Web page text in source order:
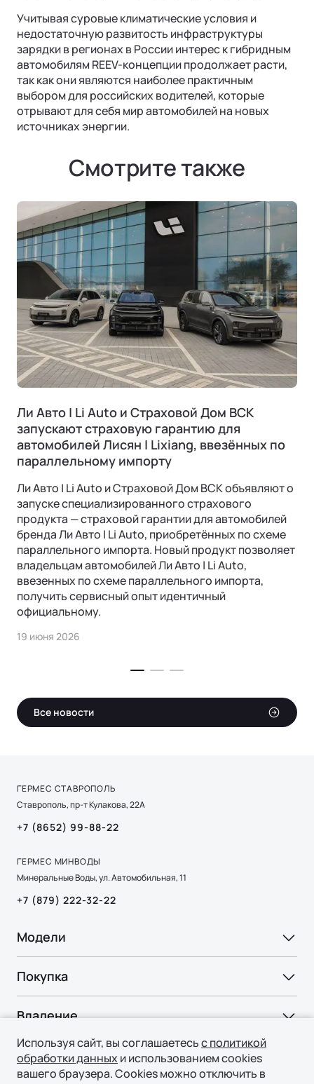
Учитывая суровые климатические условия и
недостаточную развитость инфраструктуры
зарядки в регионах в России интерес к гибридным
автомобилям REEV-концепции продолжает расти,
так как они являются наиболее практичным
выбором для российских водителей, которые
отрывают для себя мир автомобилей на новых
источниках энергии.
Смотрите также
Ли Авто | Li Auto и Страховой Дом ВСК
запускают страховую гарантию для
автомобилей Лисян | Lixiang, ввезённых по
параллельному импорту
Ли Авто | Li Auto и Страховой Дом ВСК объявляют о
запуске специализированного страхового
продукта — страховой гарантии для автомобилей
бренда Ли Авто | Li Auto, приобретённых по схеме
параллельного импорта. Новый продукт позволяет
владельцам автомобилей Ли Авто | Li Auto,
ввезенных по схеме параллельного импорта,
получить сервисный опыт идентичный
официальному.
19 июня 2026
Все новости
ГЕРМЕС СТАВРОПОЛЬ
Ставрополь, пр-т Кулакова, 22А
+7 (8652) 99-88-22
ГЕРМЕС МИНВОДЫ
Минеральные Воды, ул. Автомобильная, 11
+7 (879) 222-32-22
Модели
Ли Л7 | Li L7
Ли Л9 | Li L9
Покупка
Тест-драйв
Специальные предложения
Владение
СЕРВИС
Официальный сервис
Технологии
Используя сайт, вы соглашаетесьс политикой
обработки данных и использованием cookies
вашего браузера. Cookies можно отключить в